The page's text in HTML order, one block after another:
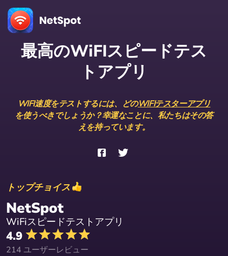
最高のWiFIスピードテス
トアプリ
WIFI速度をテストするには、どのWIFIテスターアプリ
を使うべきでしょうか？幸運なことに、私たちはその答
えを持っています。
トップチョイス
NetSpot
WiFiスピードテストアプリ
4.9
214 ユーザーレビュー